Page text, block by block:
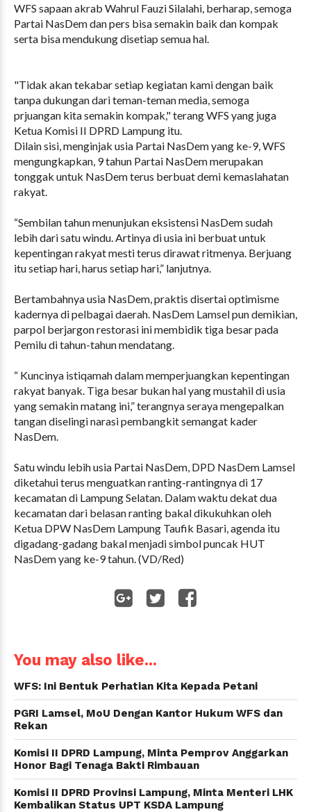
WFS sapaan akrab Wahrul Fauzi Silalahi, berharap, semoga
Partai NasDem dan pers bisa semakin baik dan kompak
serta bisa mendukung disetiap semua hal.
"Tidak akan tekabar setiap kegiatan kami dengan baik
tanpa dukungan dari teman-teman media, semoga
prjuangan kita semakin kompak," terang WFS yang juga
Ketua Komisi II DPRD Lampung itu.
Dilain sisi, menginjak usia Partai NasDem yang ke-9, WFS
mengungkapkan, 9 tahun Partai NasDem merupakan
tonggak untuk NasDem terus berbuat demi kemaslahatan
rakyat.
“Sembilan tahun menunjukan eksistensi NasDem sudah
lebih dari satu windu. Artinya di usia ini berbuat untuk
kepentingan rakyat mesti terus dirawat ritmenya. Berjuang
itu setiap hari, harus setiap hari,” lanjutnya.
Bertambahnya usia NasDem, praktis disertai optimisme
kadernya di pelbagai daerah. NasDem Lamsel pun demikian,
parpol berjargon restorasi ini membidik tiga besar pada
Pemilu di tahun-tahun mendatang.
“ Kuncinya istiqamah dalam memperjuangkan kepentingan
rakyat banyak. Tiga besar bukan hal yang mustahil di usia
yang semakin matang ini,” terangnya seraya mengepalkan
tangan diselingi narasi pembangkit semangat kader
NasDem.
Satu windu lebih usia Partai NasDem, DPD NasDem Lamsel
diketahui terus menguatkan ranting-rantingnya di 17
kecamatan di Lampung Selatan. Dalam waktu dekat dua
kecamatan dari belasan ranting bakal dikukuhkan oleh
Ketua DPW NasDem Lampung Taufik Basari, agenda itu
digadang-gadang bakal menjadi simbol puncak HUT
NasDem yang ke-9 tahun. (VD/Red)
You may also like...
WFS: Ini Bentuk Perhatian Kita Kepada Petani
PGRI Lamsel, MoU Dengan Kantor Hukum WFS dan
Rekan
Komisi II DPRD Lampung, Minta Pemprov Anggarkan
Honor Bagi Tenaga Bakti Rimbauan
Komisi II DPRD Provinsi Lampung, Minta Menteri LHK
Kembalikan Status UPT KSDA Lampung